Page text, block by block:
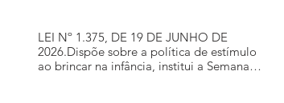
LEI Nº 1.375, DE 19 DE JUNHO DE
2026.Dispõe sobre a política de estímulo
ao brincar na infância, institui a Semana